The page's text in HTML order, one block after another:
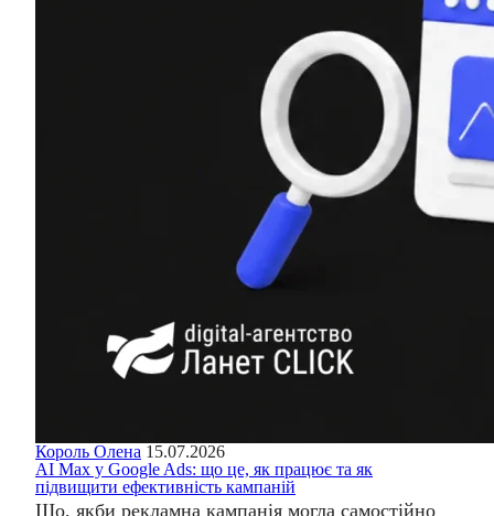
Король Олена 15.07.2026
AI Max у Google Ads: що це, як працює та як
підвищити ефективність кампаній
Що, якби рекламна кампанія могла самостійно